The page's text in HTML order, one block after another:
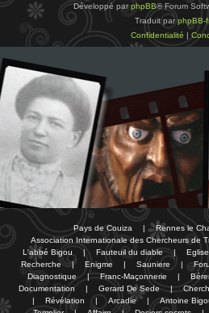
Développé parphpBB® Forum
Traduit par phpBB-
Confidentialité |
Pays de Couiza | Rennes le
Association Internationale des Chercheurs de
L'abbé Bigou
| Fauteuil du diable | Eglise
Recherche
| Enigme | Sauniere |
Diagnostique
| Franc-Maçonnerie |
Documentation
| Gerard De Sede |
|
Révélation | Arcadie | Antoine